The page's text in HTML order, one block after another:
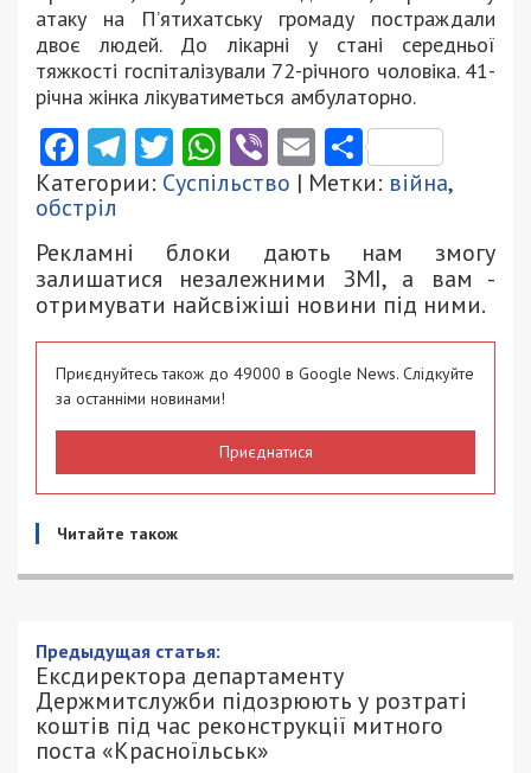
атаку на П’ятихатську громаду постраждали
двоє людей. До лікарні у стані середньої
тяжкості госпіталізували 72-річного чоловіка. 41-
річна жінка лікуватиметься амбулаторно.
Facebook
Telegram
Twitter
WhatsApp
ViberEmail
Категории: Суспільство | Метки: війна,
обстріл
Рекламні блоки дають нам змогу
залишатися незалежними ЗМІ, а вам -
отримувати найсвіжіші новини під ними.
Приєднуйтесь також до 49000 в Google News. Слідкуйте
за останніми новинами!
Приєднатися
Читайте також
Ексдиректора департаменту
Держмитслужби підозрюють у
розтраті коштів під час реконструкції
митного поста «Красноїльськ»